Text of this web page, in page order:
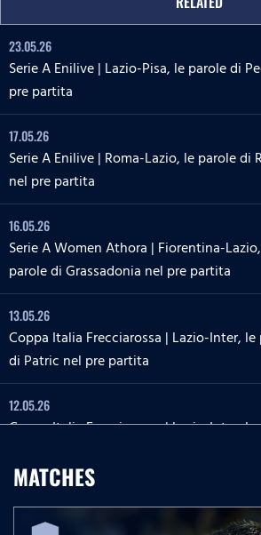
23.05.26
Serie A Enilive | Lazio-Pisa, le parole di
pre partita
17.05.26
Serie A Enilive | Roma-Lazio, le parole di
nel pre partita
16.05.26
Serie A Women Athora | Fiorentina-
parole di Grassadonia nel pre partita
13.05.26
Coppa Italia Frecciarossa | Lazio-Inter, le
di Patric nel pre partita
12.05.26
Coppa Italia Frecciarossa | Lazio-Inter, la
Serie A Enilive | Lazio-Inter, le parole di
MATCHES